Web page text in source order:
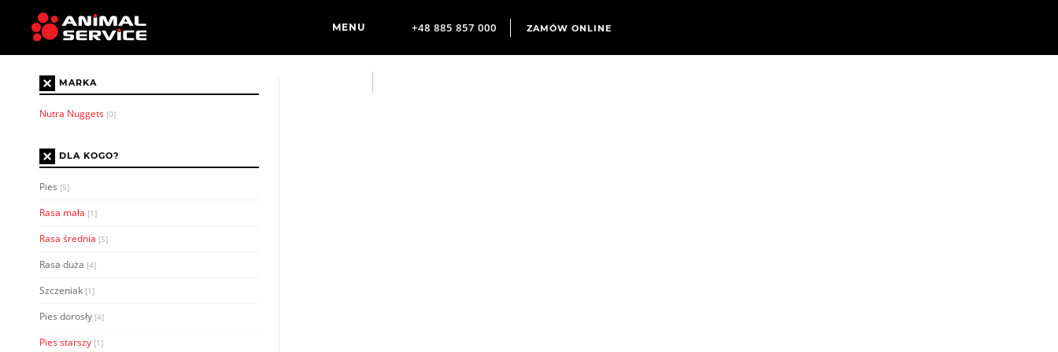
+48 885 857 000 ZAMÓW ONLINE
× MARKA
Nutra Nuggets [0]
× DLA KOGO?
Pies [5]
Rasa mała [1]
Rasa średnia [5]
Rasa duża [4]
Szczeniak [1]
Pies dorosły [4]
Pies starszy [1]